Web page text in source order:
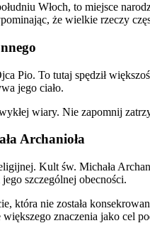
Włoch, to miejsce
że wielkie rzeczy
Pio. To tutaj spędził
jego ciało.
wiary. Nie zapomnij
Archanioła
Kult św. Michała
szczególnej obecności.
która nie została
znaczenia jako